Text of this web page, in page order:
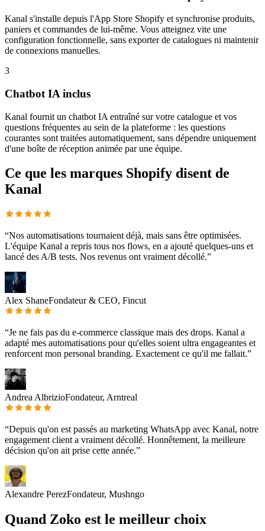
Kanal s'installe depuis l'App Store Shopify et synchronise produits,
paniers et commandes de lui-même. Vous atteignez vite une
configuration fonctionnelle, sans exporter de catalogues ni maintenir
de connexions manuelles.
3
Chatbot IA inclus
Kanal fournit un chatbot IA entraîné sur votre catalogue et vos
questions fréquentes au sein de la plateforme : les questions
courantes sont traitées automatiquement, sans dépendre uniquement
d'une boîte de réception animée par une équipe.
Ce que les marques Shopify disent de
Kanal
“Nos automatisations tournaient déjà, mais sans être optimisées.
L'équipe Kanal a repris tous nos flows, en a ajouté quelques-uns et
lancé des A/B tests. Nos revenus ont vraiment décollé.”
Alex ShaneFondateur & CEO, Fincut
“Je ne fais pas du e-commerce classique mais des drops. Kanal a
adapté mes automatisations pour qu'elles soient ultra engageantes et
renforcent mon personal branding. Exactement ce qu'il me fallait.”
Andrea AlbrizioFondateur, Arntreal
“Depuis qu'on est passés au marketing WhatsApp avec Kanal, notre
engagement client a vraiment décollé. Honnêtement, la meilleure
décision qu'on ait prise cette année.”
Alexandre PerezFondateur, Mushngo
Quand Zoko est le meilleur choix